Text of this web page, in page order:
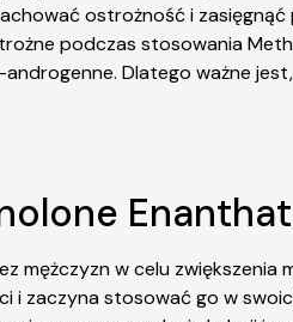
ostrożność i
podczas stosowania
Dlatego ważne
w celu zwiększenia
i zaczyna stosować go w